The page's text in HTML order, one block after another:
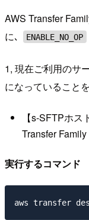
AWS Transfer
に､
ENABLE_NO_OP
1, 現在ご利用のサ
になっていること
【s-SFTPホ
Transfer
実行するコマンド